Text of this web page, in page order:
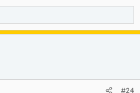
#24